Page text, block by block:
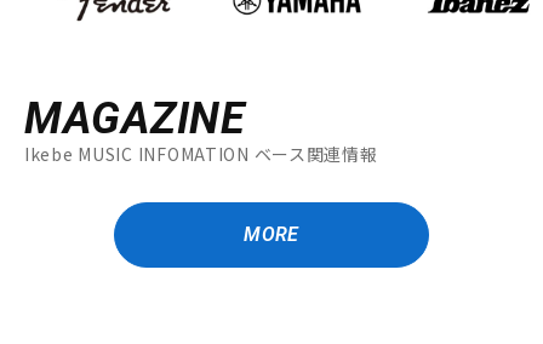
MAGAZINE
Ikebe MUSIC INFOMATION ベース関連情報
MORE